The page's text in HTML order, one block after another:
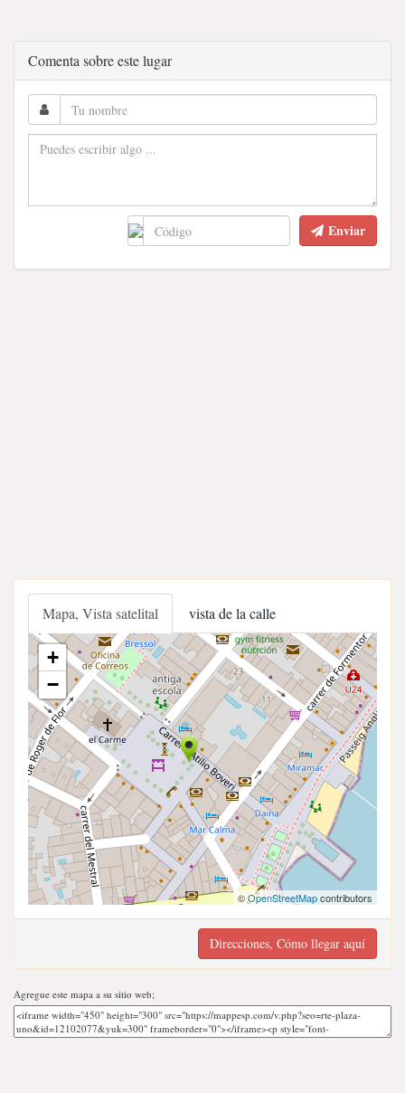
Comenta sobre este lugar
Enviar
Mapa, Vista satelital vista de la calle
+
−
©OpenStreetMapcontributors
Direcciones, Cómo llegar aquí
Agregue este mapa a su sitio web;